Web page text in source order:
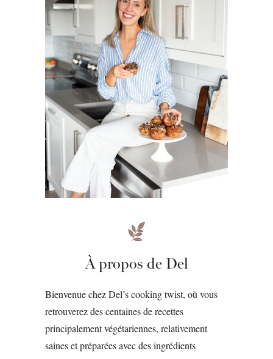
À propos de Del
Bienvenue chez Del’s cooking twist, où vous
retrouverez des centaines de recettes
principalement végétariennes, relativement
saines et préparées avec des ingrédients